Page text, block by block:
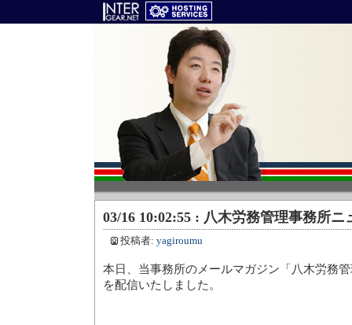
03/16 10:02:55 : 八木労務管理事務所ニ
投稿者: yagiroumu
本日、当事務所のメールマガジン「八木労務
を配信いたしました。